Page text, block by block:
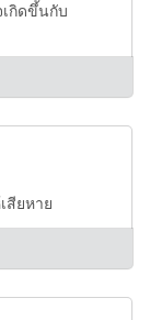
เกิดขึ้นกับ
สียหาย